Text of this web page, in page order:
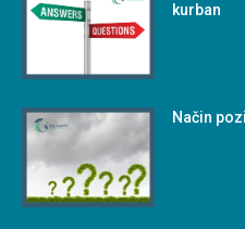
kurban
Način